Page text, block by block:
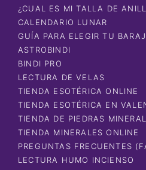
¿CUAL ES MI TALLA DE
CALENDARIO LUNAR
GUÍA PARA ELEGIR TU
ASTROBINDI
BINDI PRO
LECTURA DE VELAS
TIENDA ESOTÉRICA ONLINE
TIENDA ESOTÉRICA EN
TIENDA DE PIEDRAS
TIENDA MINERALES ONLINE
PREGUNTAS FRECUENTES
LECTURA HUMO INCIENSO